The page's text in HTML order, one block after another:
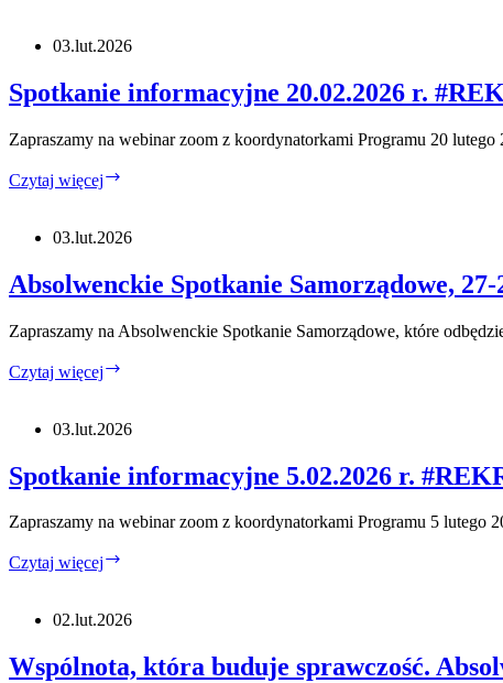
zmiana.
liderzy
wyzwań
03.lut.2026
Spotkanie informacyjne 20.02.2026 r.
Zapraszamy na webinar zoom z koordynatorkami Programu 20
Czytaj więcej
r.
03.lut.2026
Absolwenckie Spotkanie Samorządowe, 27-
Zapraszamy na Absolwenckie Spotkanie Samorządowe, które
Czytaj więcej
27-
r.
03.lut.2026
Spotkanie informacyjne 5.02.2026 r.
Zapraszamy na webinar zoom z koordynatorkami Programu 5
Czytaj więcej
r.
02.lut.2026
Wspólnota, która buduje sprawczość.